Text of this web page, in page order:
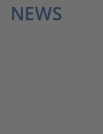
NEWS